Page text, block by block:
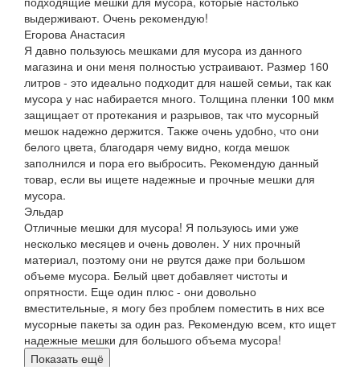
выдерживают. Очень рекомендую!
Егорова Анастасия
Я давно пользуюсь мешками для мусора из данного
магазина и они меня полностью устраивают. Размер 160
литров - это идеально подходит для нашей семьи, так как
мусора у нас набирается много. Толщина пленки 100 мкм
защищает от протекания и разрывов, так что мусорный
мешок надежно держится. Также очень удобно, что они
белого цвета, благодаря чему видно, когда мешок
заполнился и пора его выбросить. Рекомендую данный
товар, если вы ищете надежные и прочные мешки для
мусора.
Эльдар
Отличные мешки для мусора! Я пользуюсь ими уже
несколько месяцев и очень доволен. У них прочный
материал, поэтому они не рвутся даже при большом
объеме мусора. Белый цвет добавляет чистоты и
опрятности. Еще один плюс - они довольно
вместительные, я могу без проблем поместить в них все
мусорные пакеты за один раз. Рекомендую всем, кто ищет
надежные мешки для большого объема мусора!
Показать ещё